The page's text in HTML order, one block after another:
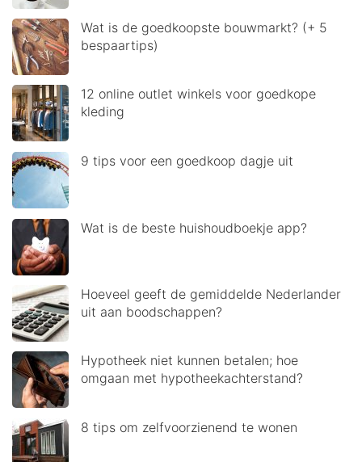
Wat is de goedkoopste bouwmarkt? (+ 5
bespaartips)
12 online outlet winkels voor goedkope
kleding
9 tips voor een goedkoop dagje uit
Wat is de beste huishoudboekje app?
Hoeveel geeft de gemiddelde Nederlander
uit aan boodschappen?
Hypotheek niet kunnen betalen; hoe
omgaan met hypotheekachterstand?
8 tips om zelfvoorzienend te wonen